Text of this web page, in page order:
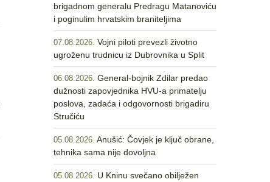
brigadnom generalu Predragu Matanoviću
i poginulim hrvatskim braniteljima
07.08.2026. Vojni piloti prevezli životno
ugroženu trudnicu iz Dubrovnika u Split
06.08.2026. General-bojnik Zdilar predao
dužnosti zapovjednika HVU-a primatelju
poslova, zadaća i odgovornosti brigadiru
Stručiću
05.08.2026. Anušić: Čovjek je ključ obrane,
tehnika sama nije dovoljna
05.08.2026.
U Kninu svečano obilježen